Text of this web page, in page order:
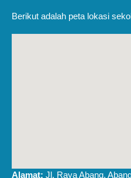
Berikut adalah peta lokasi
Alamat: Jl. Raya Abang,